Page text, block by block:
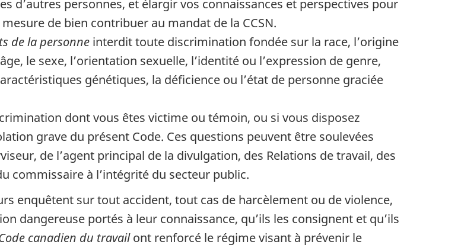
d’autres personnes, et élargir vos connaissances et perspectives pour
de bien contribuer au mandat de la CCSN.
de la personne interdit toute discrimination fondée sur la race, l’origine
le sexe, l’orientation sexuelle, l’identité ou l’expression de genre,
génétiques, la déficience ou l’état de personne graciée
dont vous êtes victime ou témoin, ou si vous disposez
grave du présent Code. Ces questions peuvent être soulevées
de l’agent principal de la divulgation, des Relations de travail, des
commissaire à l’intégrité du secteur public.
enquêtent sur tout accident, tout cas de harcèlement ou de violence,
dangereuse portés à leur connaissance, qu’ils les consignent et qu’ils
canadien du travailont renforcé le régime visant à prévenir le